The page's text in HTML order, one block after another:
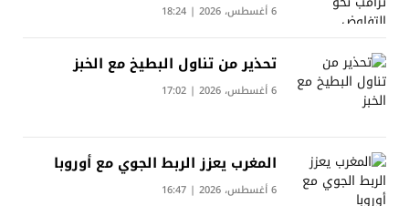
6 أغسطس، 2026 | 18:24
تحذير من تناول البطيخ مع الخبز
6 أغسطس، 2026 | 17:02
المغرب يعزز الربط الجوي مع أوروبا
6 أغسطس، 2026 | 16:47